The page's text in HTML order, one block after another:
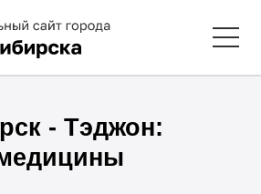
- Тэджон: